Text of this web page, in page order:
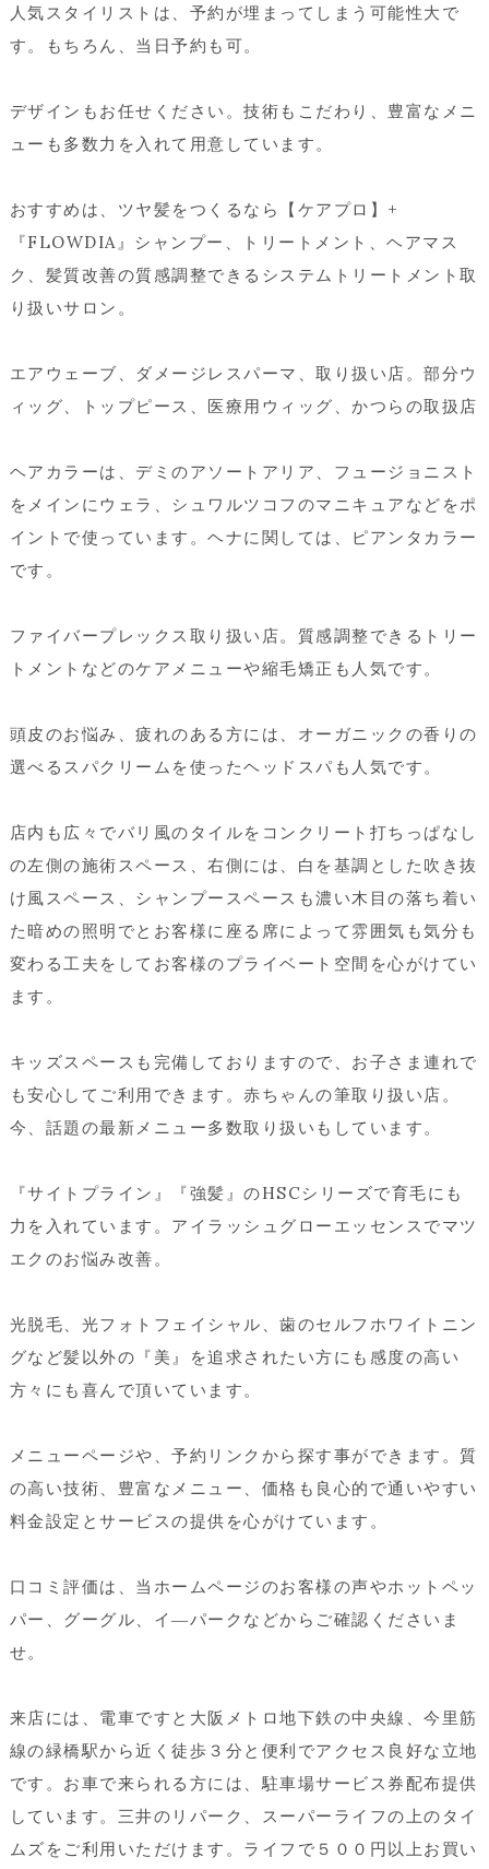
人気スタイリストは、予約が埋まってしまう可能性大で
す。もちろん、当日予約も可。
デザインもお任せください。技術もこだわり、豊富なメニ
ューも多数力を入れて用意しています。
おすすめは、ツヤ髪をつくるなら【ケアプロ】+
『FLOWDIA』シャンプー、トリートメント、ヘアマス
ク、髪質改善の質感調整できるシステムトリートメント取
り扱いサロン。
エアウェーブ、ダメージレスパーマ、取り扱い店。部分ウ
ィッグ、トップピース、医療用ウィッグ、かつらの取扱店
ヘアカラーは、デミのアソートアリア、フュージョニスト
をメインにウェラ、シュワルツコフのマニキュアなどをポ
イントで使っています。ヘナに関しては、ピアンタカラー
です。
ファイバープレックス取り扱い店。質感調整できるトリー
トメントなどのケアメニューや縮毛矯正も人気です。
頭皮のお悩み、疲れのある方には、オーガニックの香りの
選べるスパクリームを使ったヘッドスパも人気です。
店内も広々でバリ風のタイルをコンクリート打ちっぱなし
の左側の施術スペース、右側には、白を基調とした吹き抜
け風スペース、シャンプースペースも濃い木目の落ち着い
た暗めの照明でとお客様に座る席によって雰囲気も気分も
変わる工夫をしてお客様のプライベート空間を心がけてい
ます。
キッズスペースも完備しておりますので、お子さま連れで
も安心してご利用できます。赤ちゃんの筆取り扱い店。
今、話題の最新メニュー多数取り扱いもしています。
『サイトプライン』『強髪』のHSCシリーズで育毛にも
力を入れています。アイラッシュグローエッセンスでマツ
エクのお悩み改善。
光脱毛、光フォトフェイシャル、歯のセルフホワイトニン
グなど髪以外の『美』を追求されたい方にも感度の高い
方々にも喜んで頂いています。
メニューページや、予約リンクから探す事ができます。質
の高い技術、豊富なメニュー、価格も良心的で通いやすい
料金設定とサービスの提供を心がけています。
口コミ評価は、当ホームページのお客様の声やホットペッ
パー、グーグル、イ―パークなどからご確認くださいま
せ。
来店には、電車ですと大阪メトロ地下鉄の中央線、今里筋
線の緑橋駅から近く徒歩３分と便利でアクセス良好な立地
です。お車で来られる方には、駐車場サービス券配布提供
しています。三井のリパーク、スーパーライフの上のタイ
ムズをご利用いただけます。ライフで５００円以上お買い